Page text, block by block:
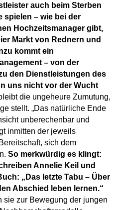
auch beim Sterben
spielen – wie bei der
Hochzeitsmanager gibt,
Markt von Rednern und
kommt ein
– von der
den Dienstleistungen des
uns nicht vor der Wucht
die ungeheure Zumutung,
stellt. „Das natürliche Ende
unberechenbar und
inmitten der jeweils
sich dem
So merkwürdig es klingt:
Annelie Keil und
„Das letzte Tabu – Über
Abschied leben lernen.“
sie zur Bewegung der jungen